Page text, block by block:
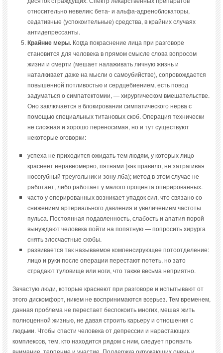
относительно невелик: бета- и альфа-адреноблокаторы,
седативные (успокоительные) средства, в крайних случаях
антидепрессанты.
Крайние меры. Когда покраснение лица при разговоре
становится для человека в прямом смысле слова вопросом
жизни и смерти (мешает налаживать личную жизнь и
наталкивает даже на мысли о самоубийстве), сопровождается
повышенной потливостью и сердцебиением, есть повод
задуматься о симпатектомии, — хирургическом вмешательстве.
Оно заключается в блокировании симпатического нерва с
помощью специальных титановых скоб. Операция технически
не сложная и хорошо переносимая, но и тут существуют
некоторые оговорки:
успеха не приходится ожидать тем людям, у которых лицо
краснеет неравномерно, пятнами (как правило, не затрагивая
носогубный треугольник и зону лба); метод в этом случае не
работает, либо работает у малого процента оперированных.
часто у оперированных возникает упадок сил, что связано со
снижением артериального давления и увеличением частоты
пульса. Постоянная подавленность, слабость и апатия порой
вынуждают человека пойти на попятную — попросить хирурга
снять злосчастные скобы.
развивается так называемое компенсирующее потоотделение:
лицо и руки после операции перестают потеть, но зато
страдают туловище или ноги, что также весьма неприятно.
Зачастую люди, которые краснеют при разговоре и испытывают от
этого дискомфорт, никем не воспринимаются всерьез. Тем временем,
данная проблема не перестает беспокоить многих, мешая жить
полноценной жизнью, не давая строить карьеру и отношения с
людьми. Чтобы спасти человека от депрессии и нарастающих
комплексов, тем, кто находится рядом с ним, следует проявить